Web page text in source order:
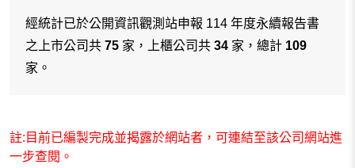
經統計已於公開資訊觀測站申報 114 年度永續報告書
之上市公司共 75 家，上櫃公司共 34 家，總計 109
家。
註:目前已編製完成並揭露於網站者，可連結至該公司網站進
一步查閱。